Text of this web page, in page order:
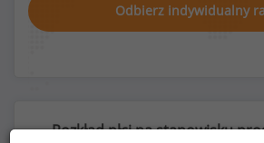
Odbierz indywidualny
Rozkład płci na stanowisku